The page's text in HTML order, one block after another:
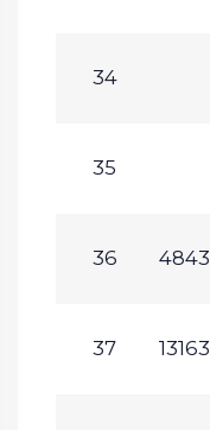
34
35
36 4843
37 13163